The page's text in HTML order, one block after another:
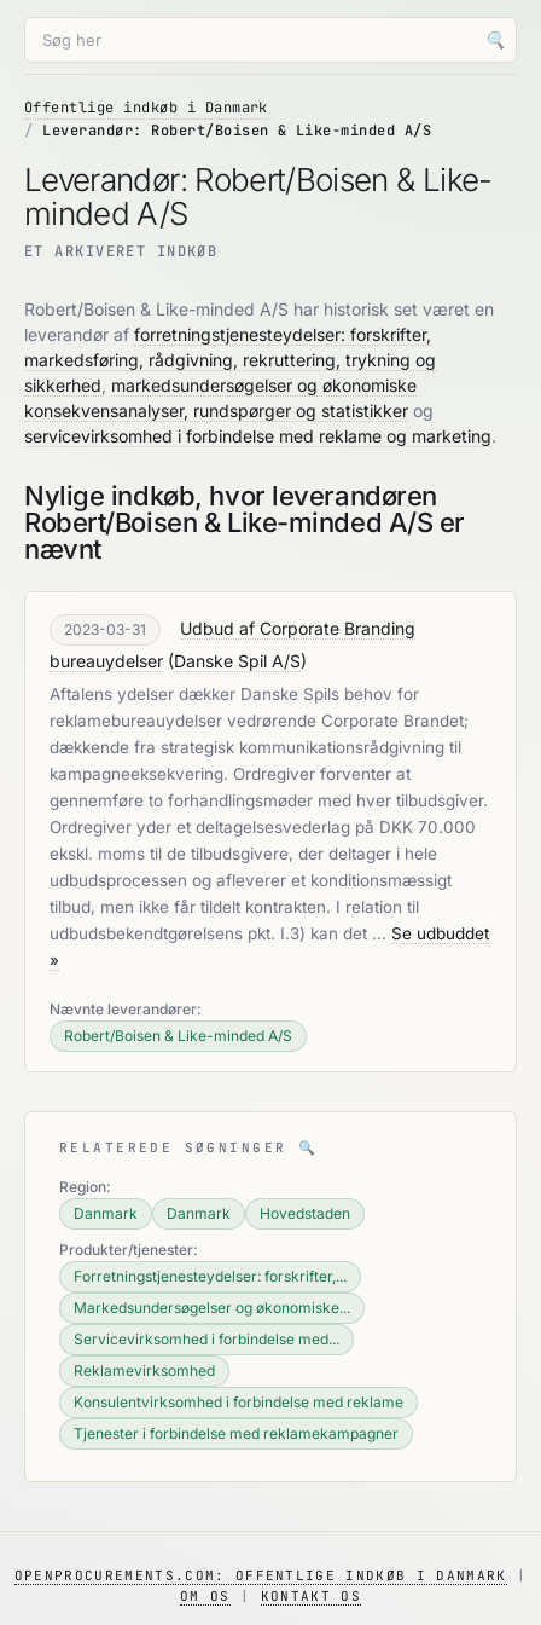
🔍
Offentlige indkøb i Danmark
Leverandør: Robert/Boisen & Like-minded A/S
Leverandør: Robert/Boisen & Like-
minded A/S
ET ARKIVERET INDKØB
Robert/Boisen & Like-minded A/S har historisk set været en
leverandør af forretningstjenesteydelser: forskrifter,
markedsføring, rådgivning, rekruttering, trykning og
sikkerhed markedsundersøgelser og økonomiske
konsekvensanalyser, rundspørger og statistikker og
servicevirksomhed i forbindelse med reklame og marketing.
Nylige indkøb, hvor leverandøren
Robert/Boisen & Like-minded A/S er
nævnt
2023-03-31
Udbud af Corporate Branding
bureauydelser (Danske Spil A/S)
Aftalens ydelser dækker Danske Spils behov for
reklamebureauydelser vedrørende Corporate Brandet;
dækkende fra strategisk kommunikationsrådgivning til
kampagneeksekvering. Ordregiver forventer at
gennemføre to forhandlingsmøder med hver tilbudsgiver.
Ordregiver yder et deltagelsesvederlag på DKK 70.000
ekskl. moms til de tilbudsgivere, der deltager i hele
udbudsprocessen og afleverer et konditionsmæssigt
tilbud, men ikke får tildelt kontrakten. I relation til
udbudsbekendtgørelsens pkt. I.3) kan det … Se udbuddet
»
Nævnte leverandører:
Robert/Boisen & Like-minded A/S
RELATEREDE SØGNINGER 🔍
Region:
Danmark
Danmark
Hovedstaden
Produkter/tjenester:
Forretningstjenesteydelser: forskrifter,...
Markedsundersøgelser og økonomiske...
Servicevirksomhed i forbindelse med...
Reklamevirksomhed
Konsulentvirksomhed i forbindelse med reklame
Tjenester i forbindelse med reklamekampagner
OPENPROCUREMENTS.COM: OFFENTLIGE INDKØB I DANMARK
OM OS
KONTAKT OS